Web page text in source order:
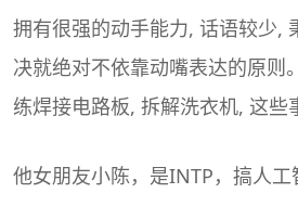
拥有很强的动手能力, 话语较少,
决就绝对不依靠动嘴表达的原则
练焊接电路板, 拆解洗衣机, 这些
他女朋友小陈，是INTP，搞人工